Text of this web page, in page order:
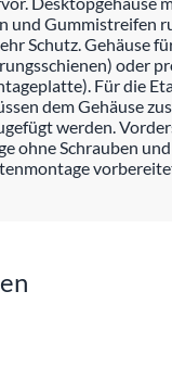
und Gummistreifen
Schutz. Gehäuse
oder
Für die
dem Gehäuse
werden.
ohne Schrauben